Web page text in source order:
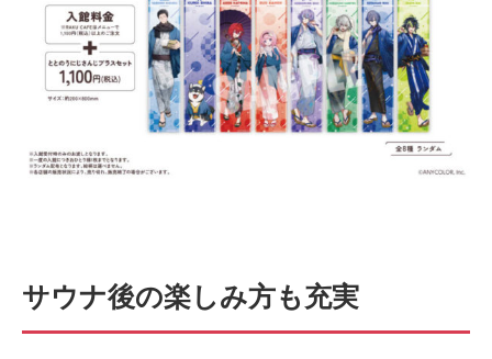
サウナ後の楽しみ方も充実